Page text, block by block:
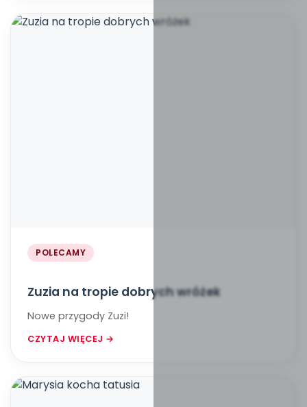
POLECAMY
Zuzia na tropie dobrych wróżek
Nowe przygody Zuzi!
CZYTAJ WIĘCEJ →